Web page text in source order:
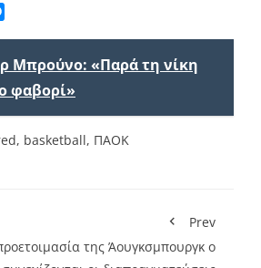
Μπρούνο: «Παρά τη νίκη
φαβορί»
, basketball, ΠΑΟΚ
Prev
της Άουγκσμπουργκ ο